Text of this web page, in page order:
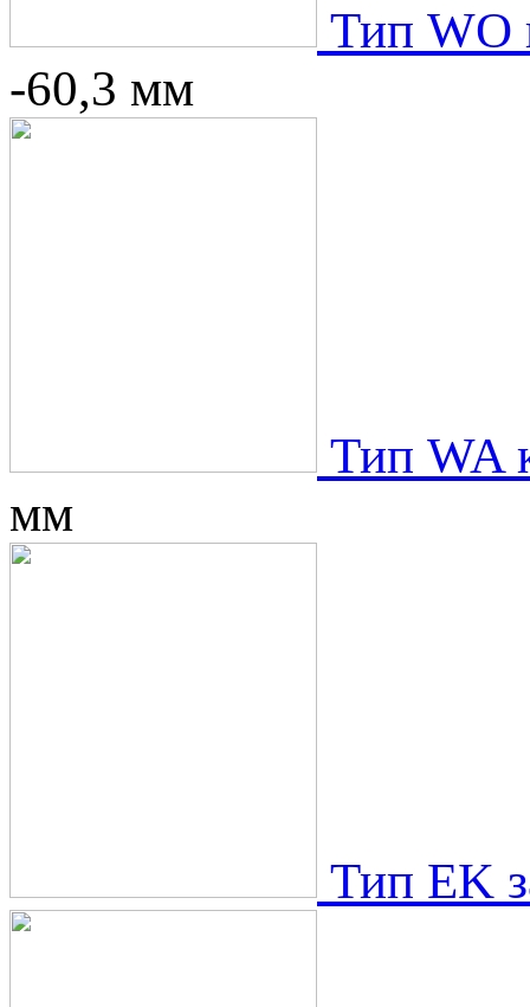
Тип WO
-60,3 мм
Тип WA
мм
Тип EK